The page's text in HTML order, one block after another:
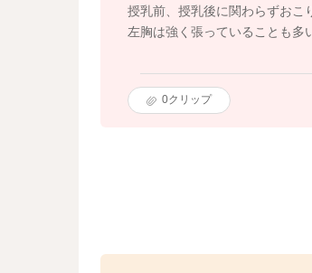
授乳前、授乳後に関わらずおこ
左胸は強く張っていることも多
0クリップ